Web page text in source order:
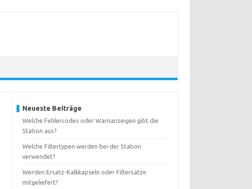
Neueste Beiträge
Welche Fehlercodes oder Warnanzeigen gibt die
Station aus?
Welche Filtertypen werden bei der Station
verwendet?
Werden Ersatz-Kalkkapseln oder Filtersätze
mitgeliefert?